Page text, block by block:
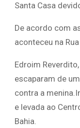
Santa Casa
De acordo com
aconteceu na Rua
Edroim
escaparam de
contra a
e levada ao
Bahia.